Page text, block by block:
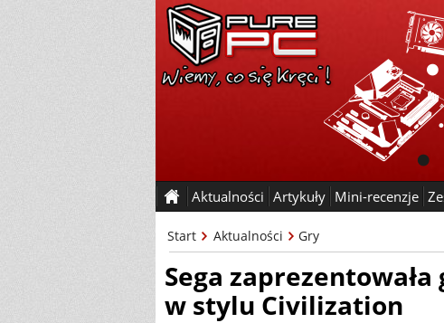
Aktualności Artykuły Mini-recenzje
Start Aktualności Gry
Sega
w stylu Civilization